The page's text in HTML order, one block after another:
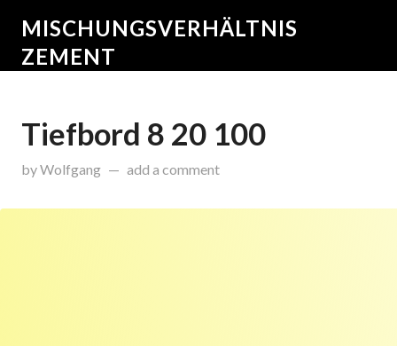
MISCHUNGSVERHÄLTNIS
ZEMENT
Tiefbord 8 20 100
byWolfgang onAugust 10, 2015
add a comment